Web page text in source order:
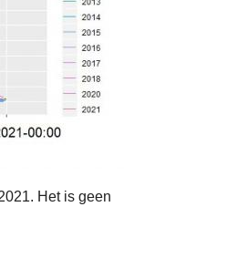
Het is geen